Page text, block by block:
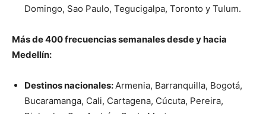
Domingo, Sao Paulo, Tegucigalpa, Toronto y Tulum.
Más de 400 frecuencias semanales desde y hacia
Medellín:
Destinos nacionales:Armenia, Barranquilla, Bogotá,
Bucaramanga, Cali, Cartagena, Cúcuta, Pereira,